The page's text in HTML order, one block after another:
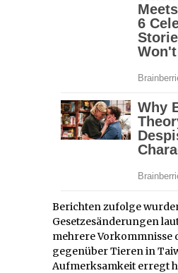
Berichten zufolge
Gesetzesänderungen
mehrere Vorkommnisse
gegenüber Tieren in
Aufmerksamkeit erregt